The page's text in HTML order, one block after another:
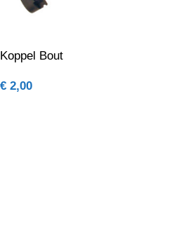
Koppel Bout
€ 2,00